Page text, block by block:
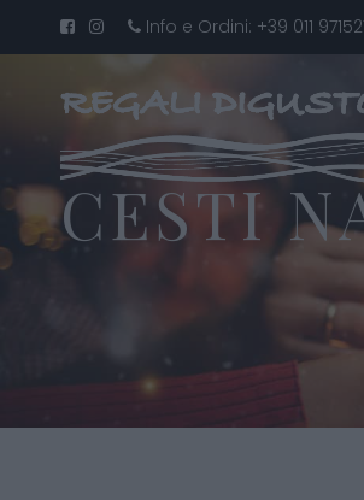
Info e Ordini: +39 011
CESTI